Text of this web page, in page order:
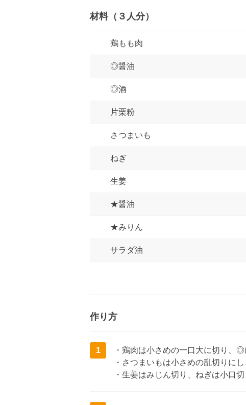
材料（３人分）
鶏もも肉
◎醤油
◎酒
片栗粉
さつまいも
ねぎ
生姜
★醤油
★みりん
サラダ油
作り方
1
・鶏肉は小さめの一口大に切り、◎
・さつまいもは小さめの乱切りにし
・生姜はみじん切り、ねぎは小口切